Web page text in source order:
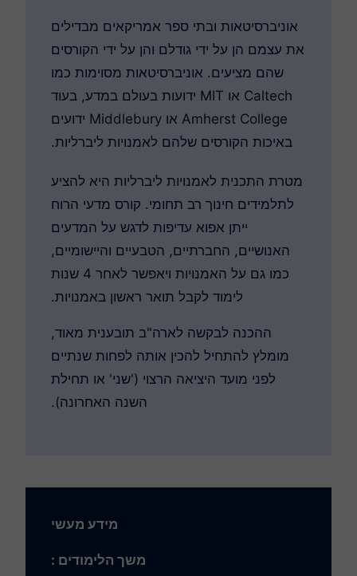
אוניברסיטאות ובתי ספר אמריקאים מבדילים
את עצמם הן על ידי גודלם והן על ידי הקורסים
שהם מציעים. אוניברסיטאות מסוימות כמו
Caltech או MIT ידועות בעולם במדע, בעוד
Amherst College או Middlebury ידועים
באיכות הקורסים שלהם לאמנויות ליברליות.
מטרת התכנית לאמנויות ליברליות היא להציע
לתלמידים חינוך רב תחומי. קורס מדעי הרוח
ייתן אפוא עדיפות לדגש על המדעים
האנושיים, החברתיים, הטבעיים והיישומיים,
כמו גם על האמנויות ויאפשר לאחר 4 שנות
לימוד לקבל תואר ראשון באמנויות.
ההכנה לבקשה לארה"ב תובענית מאוד,
מומלץ להתחיל להכין אותה לפחות שנתיים
לפני מועד היציאה הרצוי ('שני' או תחילת
השנה האחרונה).
מידע מעשי
משך הלימודים :